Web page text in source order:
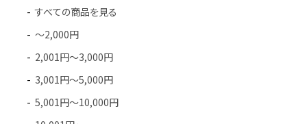
すべての商品を見る
～2,000円
2,001円～3,000円
3,001円～5,000円
5,001円～10,000円